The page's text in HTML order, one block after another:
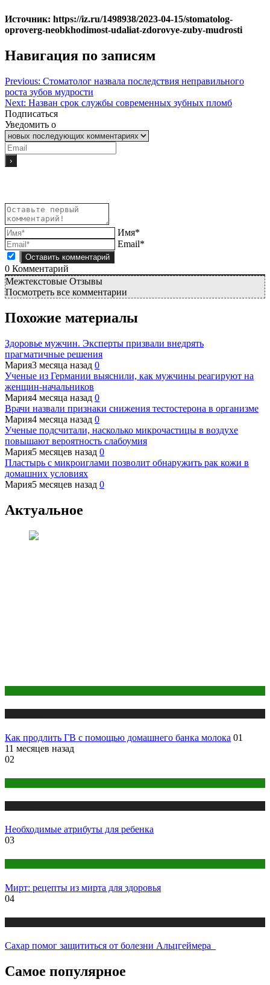
Источник: https://iz.ru/1498938/2023-04-15/stomatolog-
oproverg-neobkhodimost-udaliat-zdorovye-zuby-mudrosti
Навигация по записям
Previous: Стоматолог назвала последствия неправильного
роста зубов мудрости
Next: Назван срок службы современных зубных пломб
Подписаться
Уведомить о
Имя*
Email*
0 Комментарий
Межтекстовые Отзывы
Посмотреть все комментарии
Похожие материалы
Здоровье мужчин. Эксперты призвали внедрять
прагматичные решения
Мария3 месяца назад 0
Ученые из Германии выяснили, как мужчины реагируют на
женщин-начальников
Мария4 месяца назад 0
Врачи назвали признаки снижения тестостерона в организме
Мария4 месяца назад 0
Ученые подсчитали, насколько микрочастицы в воздухе
повышают вероятность слабоумия
Мария5 месяцев назад 0
Пластырь с микроиглами позволит обнаружить рак кожи в
домашних условиях
Мария5 месяцев назад 0
Актуальное
Как продлить ГВ с помощью домашнего банка молока 01
11 месяцев назад
02
Необходимые атрибуты для ребенка
03
Мирт: рецепты из мирта для здоровья
04
Сахар помог защититься от болезни Альцгеймера
Самое популярное